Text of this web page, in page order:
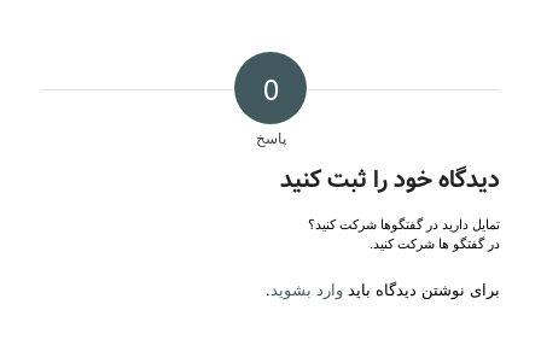
0
پاسخ
دیدگاه خود را ثبت کنید
تمایل دارید در گفتگوها شرکت کنید؟
در گفتگو ها شرکت کنید.
برای نوشتن دیدگاه باید وارد بشوید.